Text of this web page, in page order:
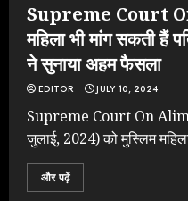
Supreme Court
महिला भी मांग सकती हैं
ने सुनाया अहम फैसला
EDITOR JULY 10, 2024
Supreme Court On
जुलाई, 2024) को मुस्लिम
और पढ़ें